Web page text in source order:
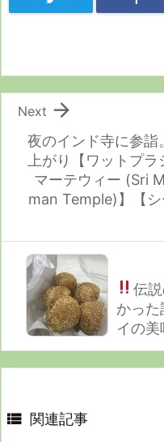
夜のインド寺に参詣
上がり【ワットプ
マーテウィー (Sri
man Temple)】【

Next
伝
かった
イの美
 関連記事